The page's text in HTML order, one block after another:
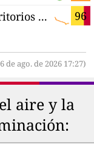
96
Territorios Palestinos
de ago. de 2026 17:27)
aire y la